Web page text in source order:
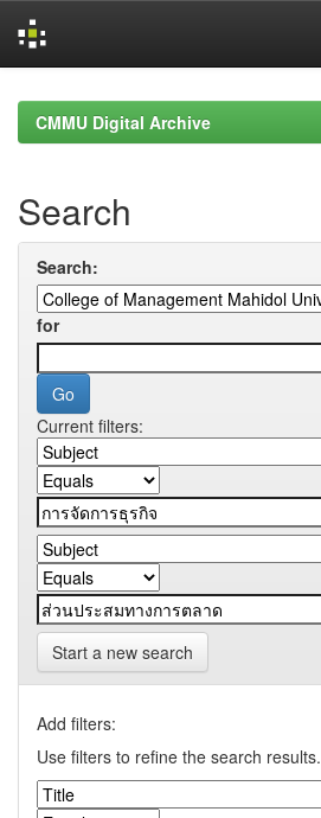
navigationCMMU Digital Archive
Search
Search:
for
Current filters:
Start a new search
Add filters:
Use filters to refine the search results.